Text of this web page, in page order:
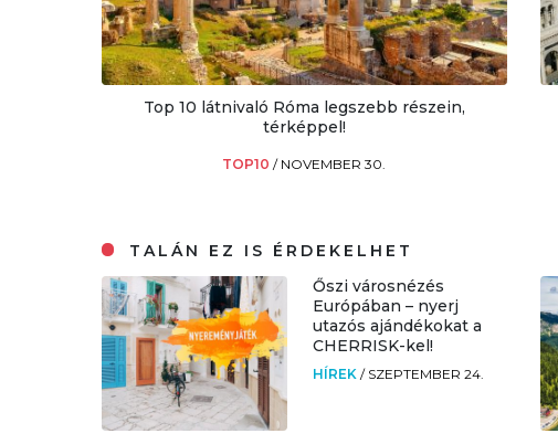
Top 10 látnivaló Róma legszebb részein,
térképpel!
TOP10/ NOVEMBER 30.
TALÁN EZ IS ÉRDEKELHET
Őszi városnézés
Európában – nyerj
utazós ajándékokat a
CHERRISK-kel!
HÍREK/ SZEPTEMBER 24.